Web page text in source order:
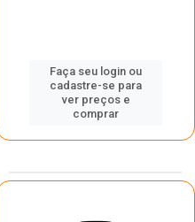
Faça seu login ou
cadastre-se para
ver preços e
comprar